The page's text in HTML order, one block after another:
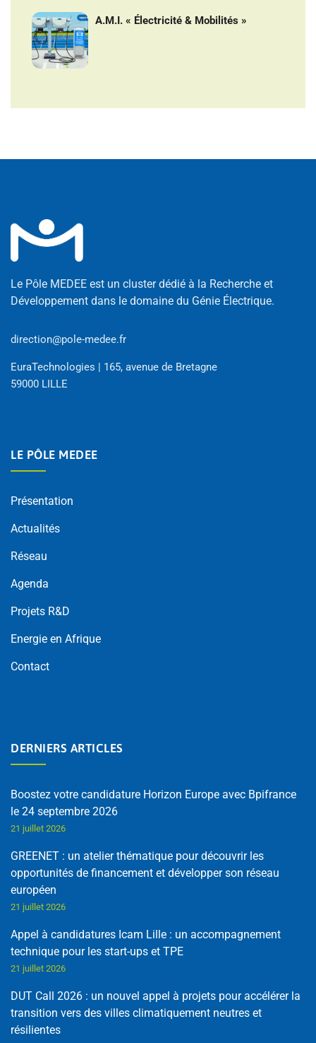
A.M.I. « Électricité & Mobilités »
Le Pôle MEDEE est un cluster dédié à la Recherche et
Développement dans le domaine du Génie Électrique.
direction@pole-medee.fr
EuraTechnologies | 165, avenue de Bretagne
59000 LILLE
LE PÔLE MEDEE
Présentation
Actualités
Réseau
Agenda
Projets R&D
Energie en Afrique
Contact
DERNIERS ARTICLES
Boostez votre candidature Horizon Europe avec Bpifrance
le 24 septembre 2026
21 juillet 2026
GREENET : un atelier thématique pour découvrir les
opportunités de financement et développer son réseau
européen
21 juillet 2026
Appel à candidatures Icam Lille : un accompagnement
technique pour les start-ups et TPE
21 juillet 2026
DUT Call 2026 : un nouvel appel à projets pour accélérer la
transition vers des villes climatiquement neutres et
résilientes